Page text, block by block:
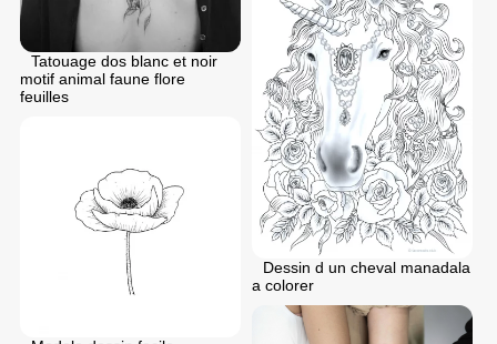
Tatouage dos blanc et noir
motif animal faune flore
feuilles
Dessin d un cheval manadala
a colorer